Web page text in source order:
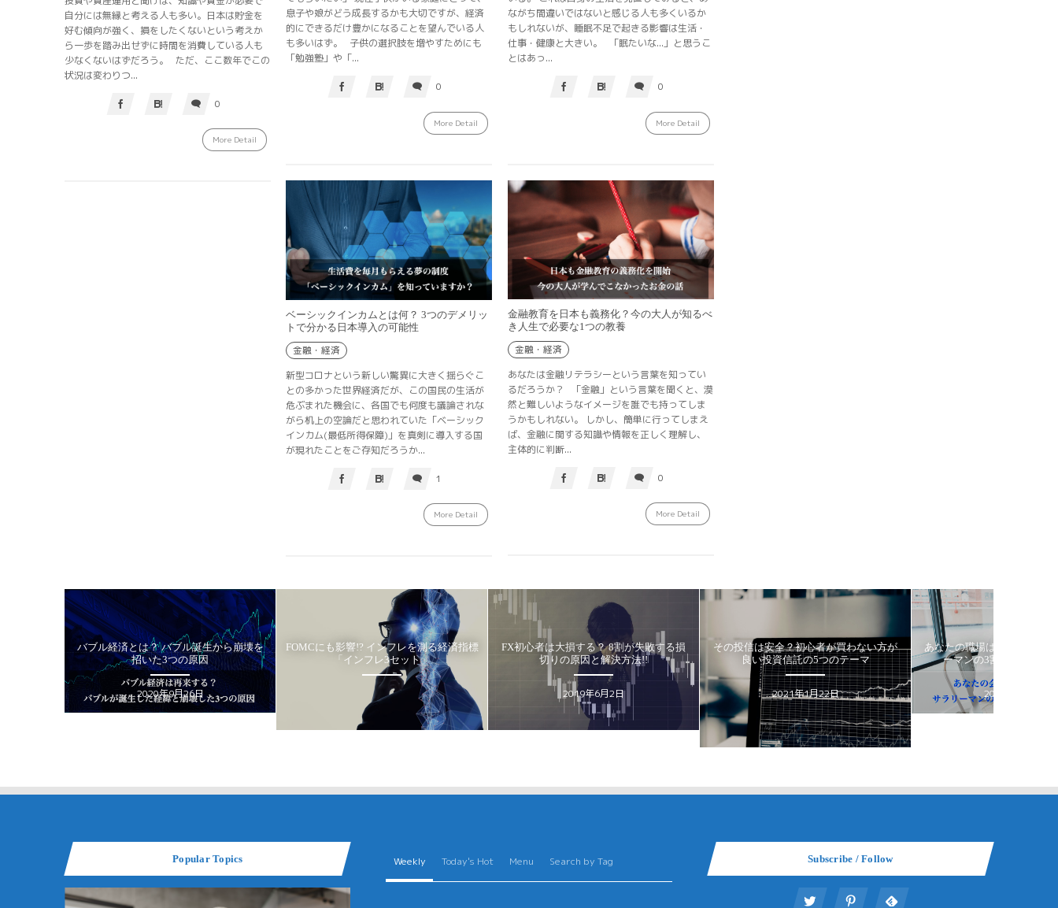
自分には無縁と考える人も多い。日本は貯金を
好む傾向が強く、損をしたくないという考えか
ら一歩を踏み出せずに時間を消費している人も
少なくないはずだろう。 ただ、ここ数年でこの
状況は変わりつ...
0
More Detail
息子や娘がどう成長するかも大切ですが、経済
的にできるだけ豊かになることを望んでいる人
も多いはず。 子供の選択肢を増やすためにも
「勉強塾」や「...
0
More Detail
ながち間違いではないと感じる人も多くいるか
もしれないが、睡眠不足で起きる影響は生活・
仕事・健康と大きい。 「眠たいな...」と思うこ
とはあっ...
0
More Detail
ベーシックインカムとは何？ 3つのデメリッ
トで分かる日本導入の可能性
金融・経済
新型コロナという新しい驚異に大きく揺らぐこ
との多かった世界経済だが、この国民の生活が
危ぶまれた機会に、各国でも何度も議論されな
がら机上の空論だと思われていた「ベーシック
インカム(最低所得保障)」を真剣に導入する国
が現れたことをご存知だろうか...
1
More Detail
金融教育を日本も義務化？今の大人が知るべ
き人生で必要な1つの教養
金融・経済
あなたは金融リテラシーという言葉を知ってい
るだろうか？ 「金融」という言葉を聞くと、漠
然と難しいようなイメージを誰でも持ってしま
うかもしれない。 しかし、簡単に行ってしまえ
ば、金融に関する知識や情報を正しく理解し、
主体的に判断...
0
More Detail
ブル誕生から崩壊を
FOMCにも影響!? インフレを測る経済指標
「インフレ3セット」
FX初心者は大損する？ 8割が失敗する損
切りの原因と解決方法!!
2019年6月2日
HAKUMA
その投信は安全？初心者が買わない方が
良い投資信託の5つのテーマ
2021年1月22日
Suru
あなたの職場はブラック企業か？ サラリ
ーマンの3割が不満を感じる理由
2020年5月15日
Suru
老後2000万円問題
Popular Topics Weekly Today's Hot Menu Search by Tag Subscribe / Follow